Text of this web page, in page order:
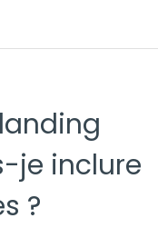
je inclure
?